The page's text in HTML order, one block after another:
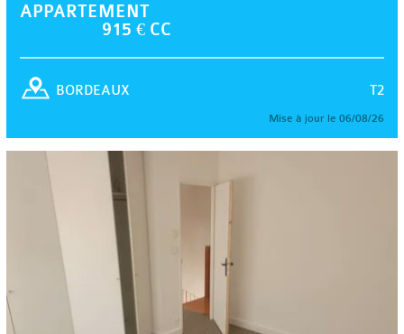
APPARTEMENT
915 € CC
T2
BORDEAUX
Mise à jour le 06/08/26